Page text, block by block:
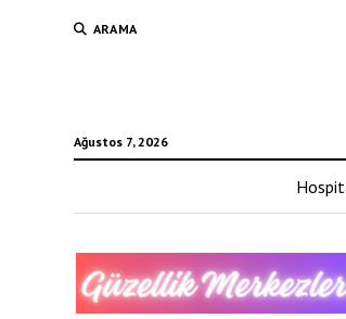
ARAMA
Ağustos 7, 2026